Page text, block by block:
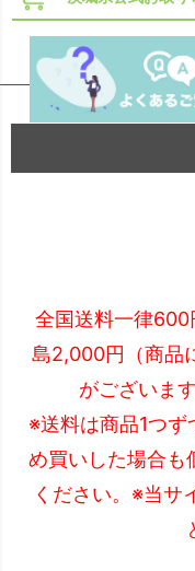
全国送料一律600
島2,000円（商品
がございま
※送料は商品1つず
め買いした場合も
ください。※当サ